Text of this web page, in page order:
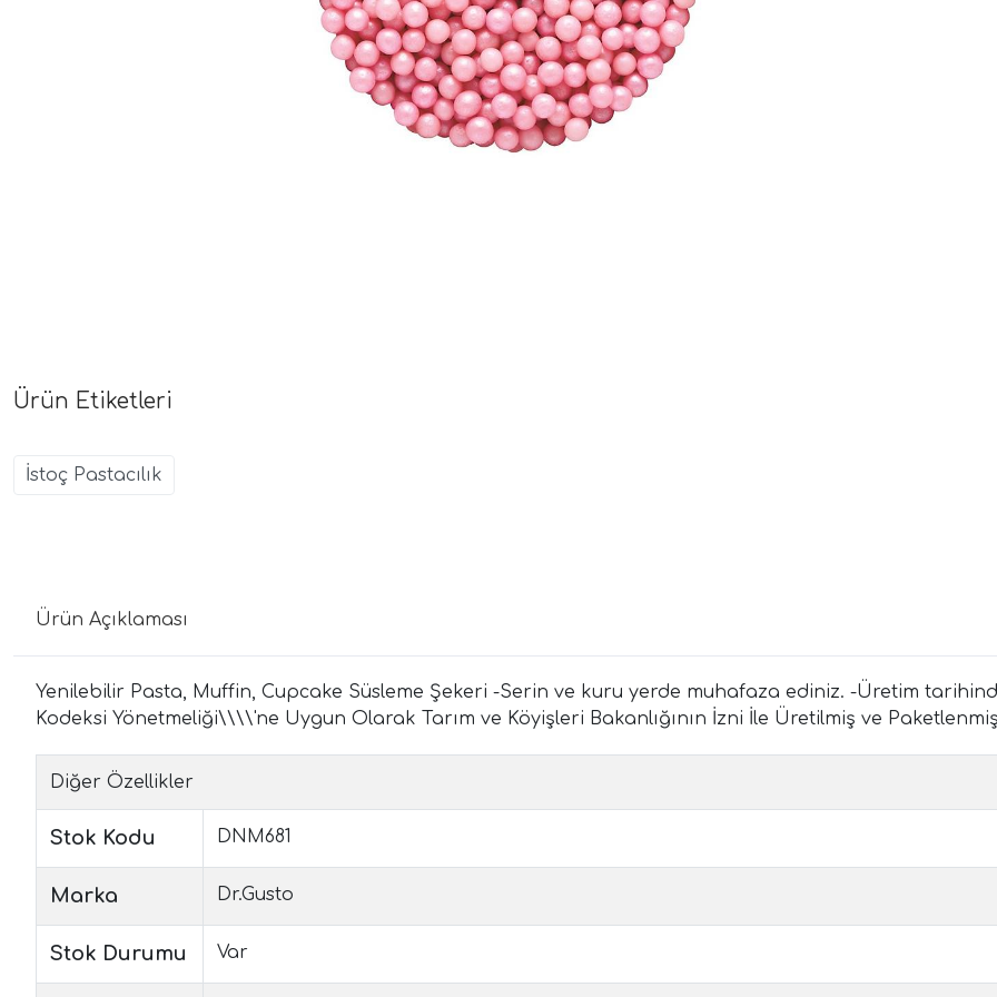
Ürün Etiketleri
İstoç Pastacılık
Ürün Açıklaması
Yenilebilir Pasta, Muffin, Cupcake Süsleme Şekeri -Serin ve kuru yerde muhafaza ediniz. -Üretim
Kodeksi Yönetmeliği\\\\'ne Uygun Olarak Tarım ve Köyişleri Bakanlığının İzni İle Üretilmiş ve
Diğer Özellikler
Stok Kodu DNM681
Marka Dr.Gusto
Stok Durumu Var